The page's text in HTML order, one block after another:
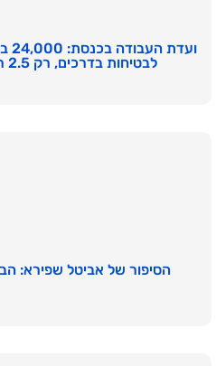
לבטיחות בדרכים, רק 2.5 רופאים מטפלים בפניות
הסיפור של אביטל שפירא: